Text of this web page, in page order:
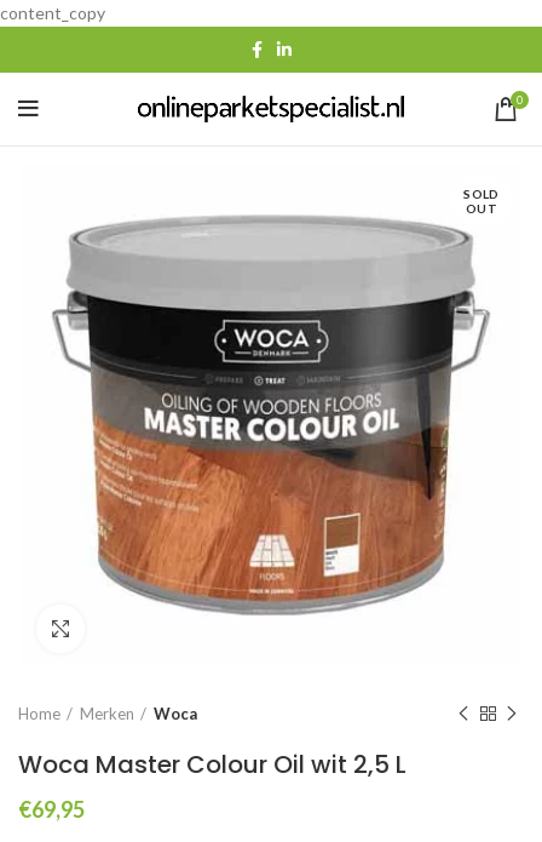
content_copy
0
SOLD
OUT
Home Merken Woca
Woca Master Colour Oil wit 2,5 L
€69,95